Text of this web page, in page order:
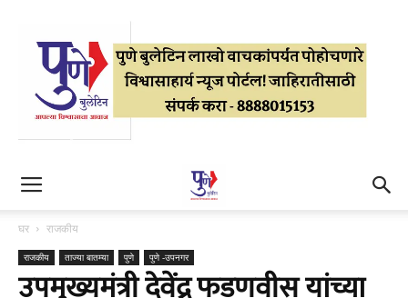
घर राजकीय
राजकीय ताज्या बातम्या पुणे पुणे -उपनगर